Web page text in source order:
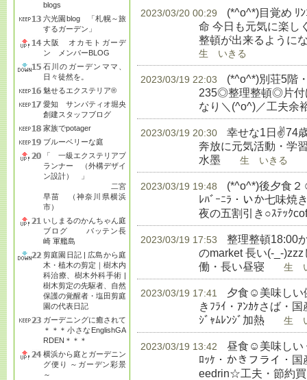
blogs
六光園blog 「札幌～旅
するガーデン」
大阪 オカモトガーデ
ン メンバーBLOG
石川のガーデンママ、
日々徒然を。
魅せるエクステリア®
愛知 サンパティオ堀央
創建スタッフブログ
家族でpotager
ブルーベリーな庭
「 一級エクステリアプ
ランナー （外構デザイ
ン設計） 」
二宮
早苗 （神奈川県横浜
市）
いしまるのかんちゃん庭
ブログ バッテン長
崎 軍艦島
剪庭園日記 | 広島から庭
木・植木の剪定｜樹木内
科治療、樹木外科手術 |
樹木剪定の先駆者、自然
保護の覚醒者・塩田剪庭
園の代表日記
ガーデニングに癒されて
＊＊＊小さなEnglishGA
RDEN＊＊＊
横浜から庭とガーデニン
グ便り ～ガーデン彩景
～
2023/03/20 00:29
(*^o^*)目覚め ﾘ
命 今日も元気に楽し
整頓が出来るように
生 いきる
2023/03/19 22:03
(*^o^*)別荘5階
235◎整理整頓◎片付
なり＼(^o^)／工夫余
2023/03/19 20:30
幸せな1日✌74
奔放に元気活動・学
水墨 生 いきる
2023/03/19 19:48
(*^o^*)後夕食
ﾚﾊﾞｰﾆﾗ・いか七味焼
夜の五割引き○ｽﾃｯｸ
2023/03/19 17:53
整理整頓18:00
のmarket 長い(-_-
働・長い昼寝 生 い
2023/03/19 17:41
夕食☺美味しい
きﾌﾗｲ・ｱﾝｶｹさば・
ｼﾞｬﾑﾚﾝｼﾞ加熱 生 い
2023/03/19 13:42
昼食☺美味しい
ﾛｯｹ・かきフライ・国
eedrin☆工夫・節約買